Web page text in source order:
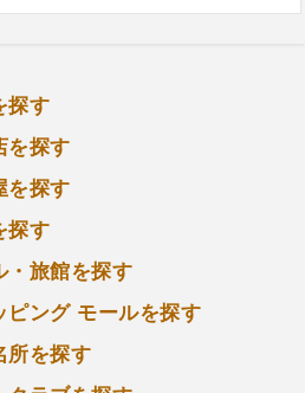
探す
を探す
を探す
探す
・旅館を探す
ピング モールを探す
所を探す